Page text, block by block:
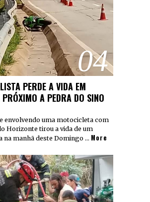
04
PERDE A VIDA EM
A PEDRA DO SINO
envolvendo uma motocicleta com
Horizonte tirou a vida de um
na manhã deste Domingo … More